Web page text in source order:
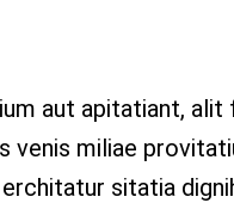
aut apitatiant, alit
venis miliae
sitatia